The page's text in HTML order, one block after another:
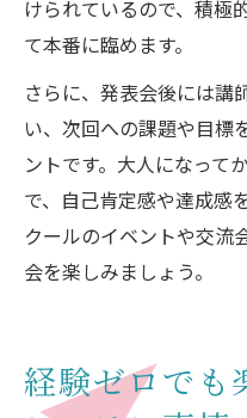
けられているので、積極
て本番に臨めます。
さらに、発表会後には講
い、次回への課題や目標
ントです。大人になって
で、自己肯定感や達成感
クールのイベントや交流
会を楽しみましょう。
経験ゼロでも